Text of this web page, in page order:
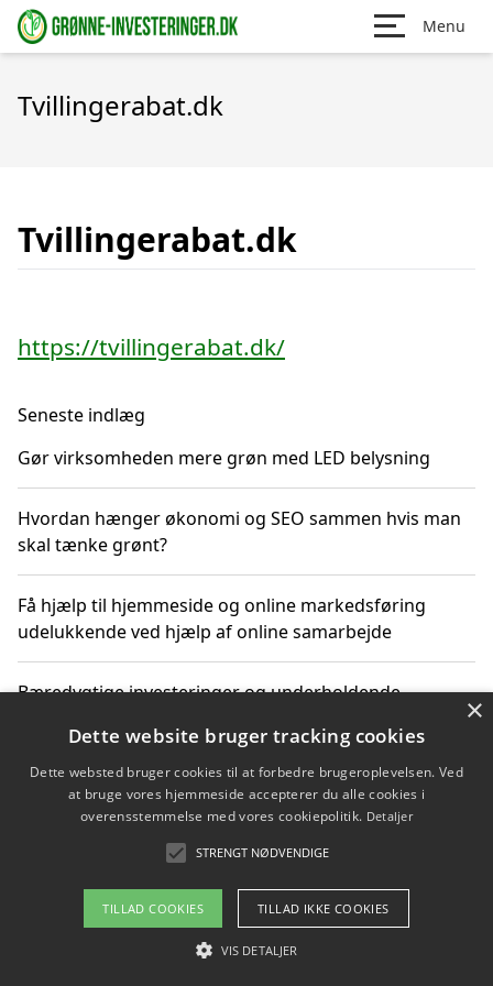
Menu
Tvillingerabat.dk
Tvillingerabat.dk
https://tvillingerabat.dk/
Seneste indlæg
Gør virksomheden mere grøn med LED belysning
Hvordan hænger økonomi og SEO sammen hvis man
skal tænke grønt?
Få hjælp til hjemmeside og online markedsføring
udelukkende ved hjælp af online samarbejde
Bæredygtige investeringer og underholdende
Sådan kan online møder for virksomheder fremme
grønne investeringer
Copyright 2026 - Pilanto Aps
Om / kontakt
×
Dette website bruger tracking cookies
Dette websted bruger cookies til at forbedre brugeroplevelsen. Ved
at bruge vores hjemmeside accepterer du alle cookies i
overensstemmelse med vores cookiepolitik. Detaljer
STRENGT NØDVENDIGE
TILLAD COOKIES TILLAD IKKE COOKIES
VIS DETALJER